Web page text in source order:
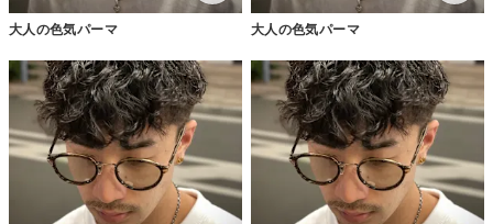
大人の色気パーマ 大人の色気パーマ